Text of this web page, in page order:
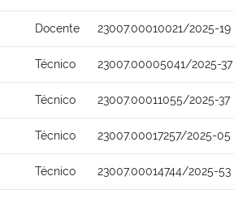
Docente 23007.00010021/2025-19
Técnico 23007.00005041/2025-37
Técnico 23007.00011055/2025-37
Técnico 23007.00017257/2025-05
Técnico 23007.00014744/2025-53